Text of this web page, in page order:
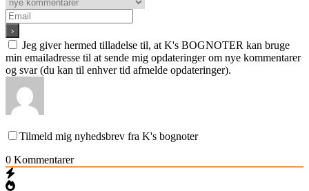
Jeg giver hermed tilladelse til, at K's BOGNOTER kan bruge
min emailadresse til at sende mig opdateringer om nye kommentarer
og svar (du kan til enhver tid afmelde opdateringer).
Tilmeld mig nyhedsbrev fra K's bognoter
0 Kommentarer